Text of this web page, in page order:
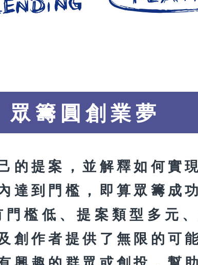
籌圓創業夢
提案，並解釋如何實
達到門檻，即算眾籌成
檻低、提案類型多元
創作者提供了無限的可